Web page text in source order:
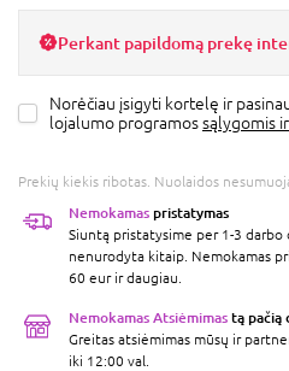
Perkant papildomą prekę
Norėčiau įsigyti kortelę ir
lojalumo programossąlygomis
Prekių kiekis ribotas. Nuolaidos
Nemokamas pristatymas
Siuntą pristatysime per 1-3 darbo
nenurodyta kitaip. Nemokamas
60 eur ir daugiau.
Nemokamas Atsiėmimas tą pačią
Greitas atsiėmimas mūsų ir
iki 12:00 val.